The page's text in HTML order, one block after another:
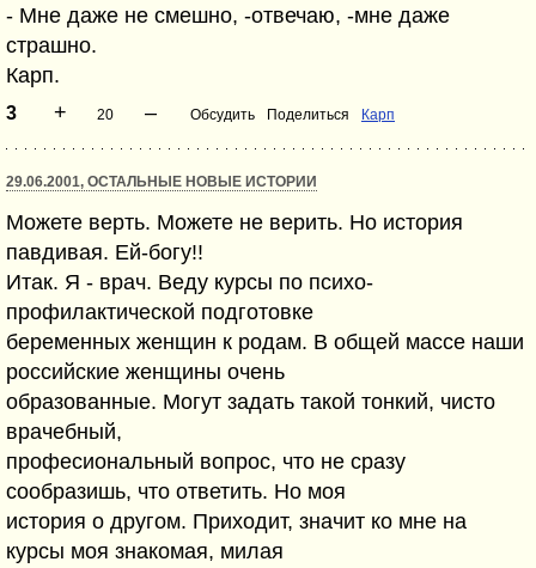
- Мне даже не смешно, -отвечаю, -мне даже
страшно.
Карп.
3 + 20 – Обсудить Поделиться Карп
29.06.2001, ОСТАЛЬНЫЕ НОВЫЕ ИСТОРИИ
Можете верть. Можете не верить. Но история
павдивая. Ей-богу!!
Итак. Я - врач. Веду курсы по психо-
профилактической подготовке
беременных женщин к родам. В общей массе наши
российские женщины очень
образованные. Могут задать такой тонкий, чисто
врачебный,
професиональный вопрос, что не сразу
сообразишь, что ответить. Но моя
история о другом. Приходит, значит ко мне на
курсы моя знакомая, милая